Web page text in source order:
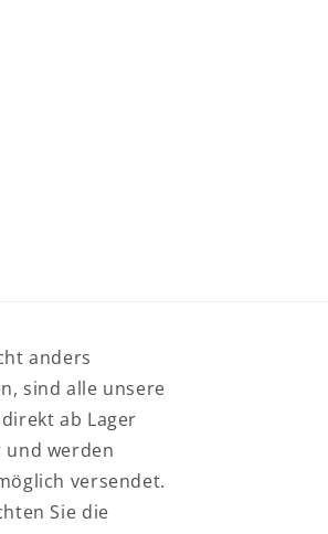
anders
sind alle unsere
ab Lager
und werden
versendet.
Sie die